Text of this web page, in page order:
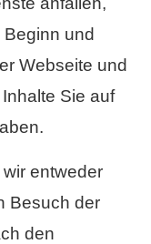
und
Webseite und
Sie auf
entweder
Besuch der
den